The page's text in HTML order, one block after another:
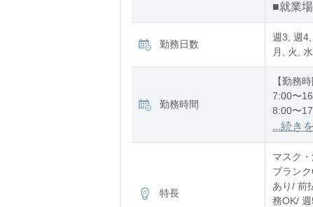
■就業
勤務日数
週3, 週
月, 火,
勤務時間
【勤務
7:00〜
8:00〜
12:00〜
※残業：
...続き
特長
マスク
ブラン
あり/ 前
務OK/